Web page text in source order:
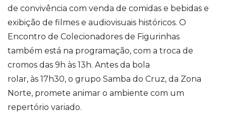
de convivência com venda de comidas e bebidas e
exibição de filmes e audiovisuais históricos. O
Encontro de Colecionadores de Figurinhas
também está na programação, com a troca de
cromos das 9h às 13h. Antes da bola
rolar, às 17h30, o grupo Samba do Cruz, da Zona
Norte, promete animar o ambiente com um
repertório variado.